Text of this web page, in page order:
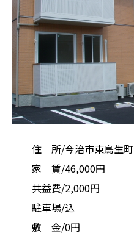
住 所/今治市東鳥生町
家 賃/46,000円
共益費/2,000円
駐車場/込
敷 金/0円